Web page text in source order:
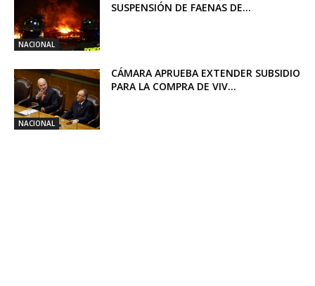
NACIONAL
SUSPENSIÓN DE FAENAS DE...
NACIONAL
CÁMARA APRUEBA EXTENDER SUBSIDIO
PARA LA COMPRA DE VIV...